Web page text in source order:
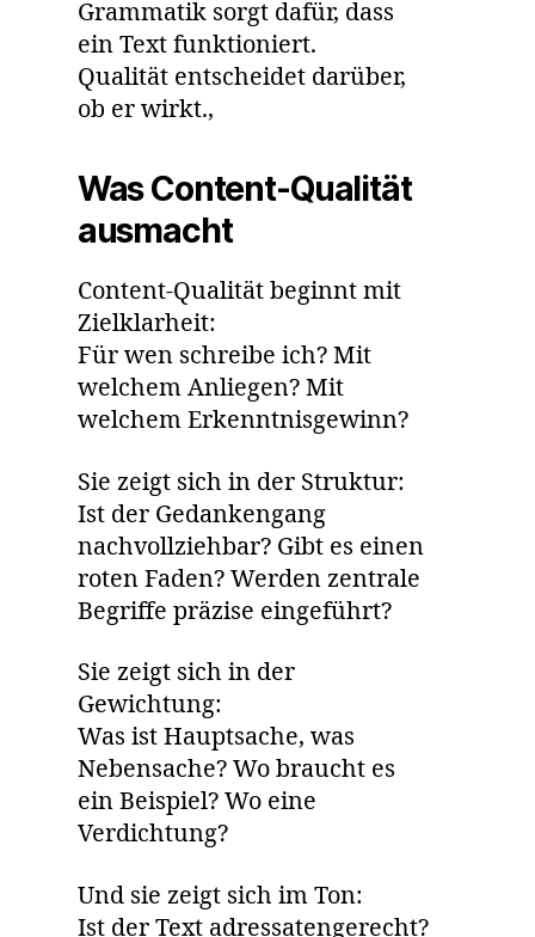
Grammatik sorgt dafür, dass
ein Text funktioniert.
Qualität entscheidet darüber,
ob er wirkt.,
Was Content-Qualität
ausmacht
Content-Qualität beginnt mit
Zielklarheit:
Für wen schreibe ich? Mit
welchem Anliegen? Mit
welchem Erkenntnisgewinn?
Sie zeigt sich in der Struktur:
Ist der Gedankengang
nachvollziehbar? Gibt es einen
roten Faden? Werden zentrale
Begriffe präzise eingeführt?
Sie zeigt sich in der
Gewichtung:
Was ist Hauptsache, was
Nebensache? Wo braucht es
ein Beispiel? Wo eine
Verdichtung?
Und sie zeigt sich im Ton:
Ist der Text adressatengerecht?